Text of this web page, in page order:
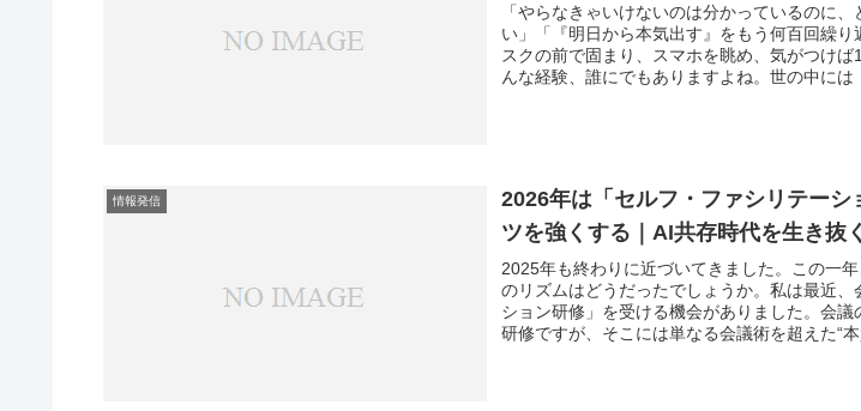
「やらなきゃいけないのは分かっているのに
い」「『明日から本気出す』をもう何百回繰
スクの前で固まり、スマホを眺め、気がつけ
んな経験、誰にでもありますよね。世の中には
情報発信
2026年は「セルフ・ファシリテーシ
ツを強くする｜AI共存時代を生き抜
2025年も終わりに近づいてきました。この一
のリズムはどうだったでしょうか。私は最近、
ション研修」を受ける機会がありました。会
研修ですが、そこには単なる会議術を超えた“本